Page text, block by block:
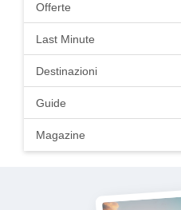
Offerte
Last Minute
Destinazioni
Guide
Magazine